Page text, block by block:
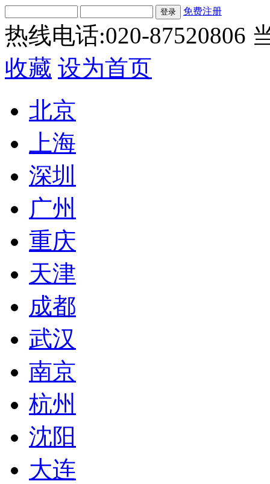
免费注册
热线电话:020-87520806
收藏 设为首页
北京
上海
深圳
广州
重庆
天津
成都
武汉
南京
杭州
沈阳
大连